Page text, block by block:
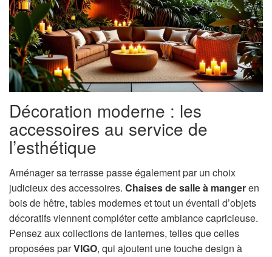
Décoration moderne : les
accessoires au service de
l’esthétique
Aménager sa terrasse passe également par un choix
judicieux des accessoires. Chaises de salle à mangeren
bois de hêtre, tables modernes et tout un éventail d’objets
décoratifs viennent compléter cette ambiance capricieuse.
Pensez aux collections de lanternes, telles que celles
proposées parVIGO, qui ajoutent une touche design à